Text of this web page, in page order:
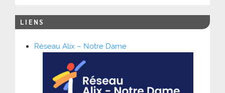
LIENS
Réseau Alix – Notre Dame